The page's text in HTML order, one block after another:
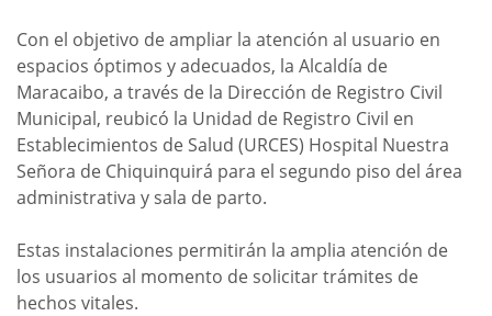
Con el objetivo de ampliar la atención al usuario en
espacios óptimos y adecuados, la Alcaldía de
Maracaibo, a través de la Dirección de Registro Civil
Municipal, reubicó la Unidad de Registro Civil en
Establecimientos de Salud (URCES) Hospital Nuestra
Señora de Chiquinquirá para el segundo piso del área
administrativa y sala de parto.
Estas instalaciones permitirán la amplia atención de
los usuarios al momento de solicitar trámites de
hechos vitales.